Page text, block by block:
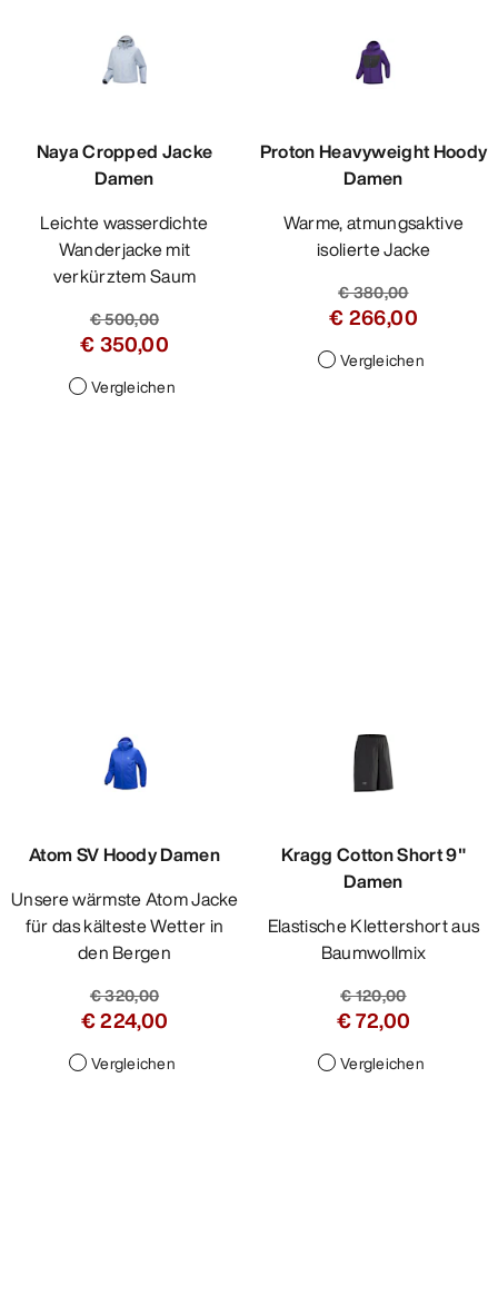
Naya Cropped Jacke
Damen
Leichte wasserdichte
Wanderjacke mit
verkürztem Saum
€ 500,00
€ 350,00
Vergleichen
Proton Heavyweight Hoody
Damen
Warme, atmungsaktive
isolierte Jacke
€ 380,00
€ 266,00
Vergleichen
Atom SV Hoody Damen
Unsere wärmste Atom Jacke
für das kälteste Wetter in
den Bergen
€ 320,00
€ 224,00
Vergleichen
Kragg Cotton Short 9"
Damen
Elastische Klettershort aus
Baumwollmix
€ 120,00
€ 72,00
Vergleichen